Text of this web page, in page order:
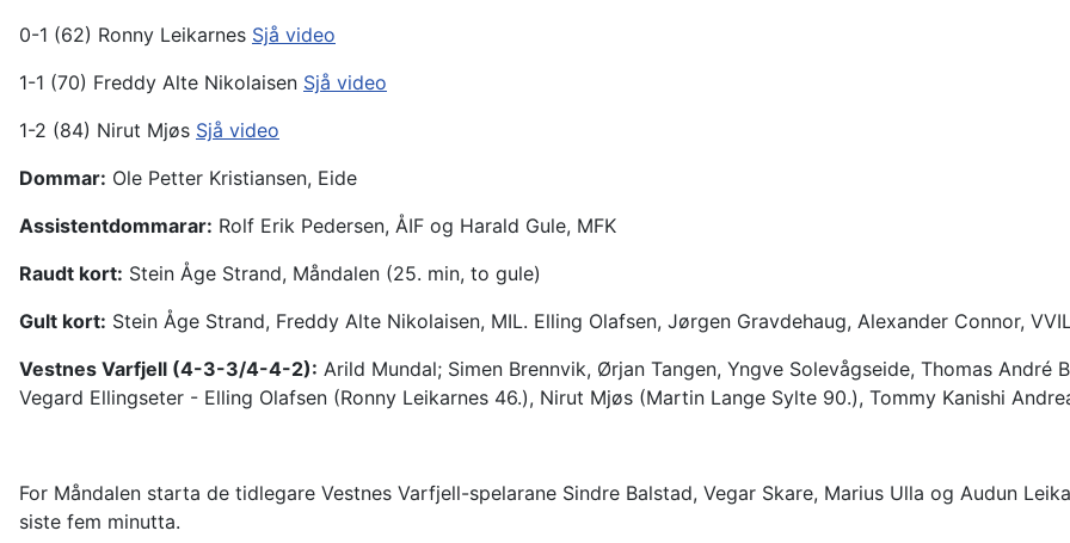
0-1 (62) Ronny Leikarnes Sjå video
1-1 (70) Freddy Alte Nikolaisen Sjå video
1-2 (84) Nirut Mjøs Sjå video
Dommar: Ole Petter Kristiansen, Eide
Assistentdommarar: Rolf Erik Pedersen, ÅIF og Harald Gule, MFK
Raudt kort: Stein Åge Strand, Måndalen (25. min, to gule)
Gult kort: Stein Åge Strand, Freddy Alte Nikolaisen, MIL. Elling Olafsen, Jørgen Gravdehaug, Alexander Connor, VVIL
Vestnes Varfjell (4-3-3/4-4-2): Arild Mundal; Simen Brennvik, Ørjan Tangen, Yngve Solevågseide, Thomas
Vegard Ellingseter - Elling Olafsen (Ronny Leikarnes 46.), Nirut Mjøs (Martin Lange Sylte 90.), Tommy Kanishi
For Måndalen starta de tidlegare Vestnes Varfjell-spelarane Sindre Balstad, Vegar Skare, Marius Ulla og Audun
siste fem minutta.